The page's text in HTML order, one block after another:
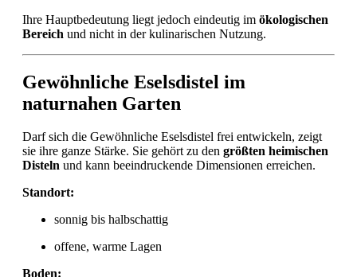
Ihre Hauptbedeutung liegt jedoch eindeutig im ökologischen
Bereich und nicht in der kulinarischen Nutzung.
Gewöhnliche Eselsdistel im
naturnahen Garten
Darf sich die Gewöhnliche Eselsdistel frei entwickeln, zeigt
sie ihre ganze Stärke. Sie gehört zu den größten heimischen
Disteln und kann beeindruckende Dimensionen erreichen.
Standort:
sonnig bis halbschattig
offene, warme Lagen
Boden: